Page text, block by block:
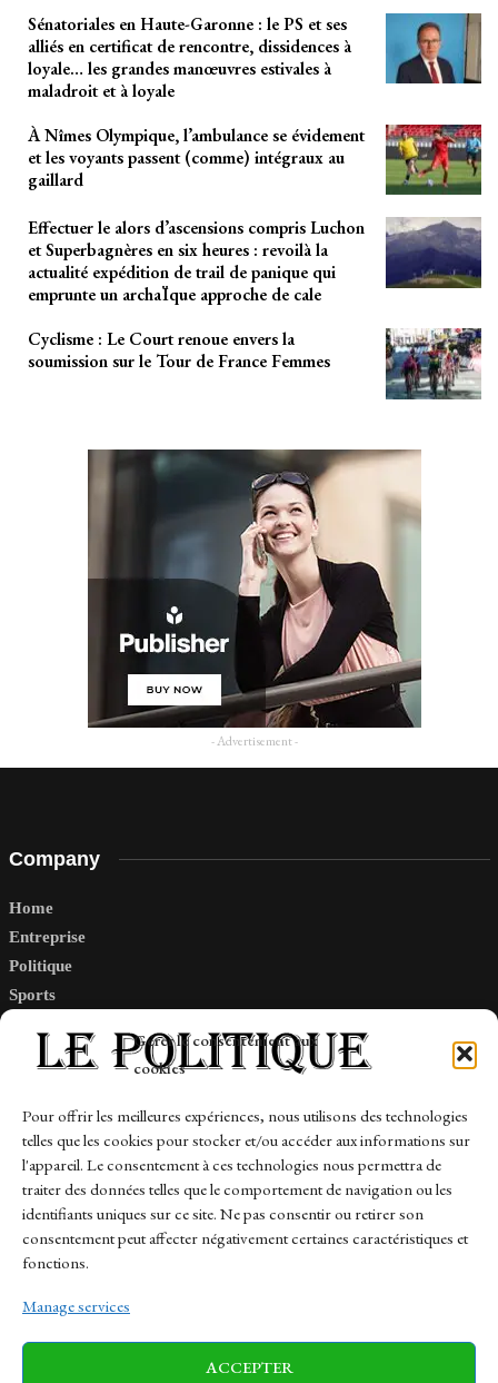
Gérer le consentement aux
cookies
Pour offrir les meilleures expériences, nous utilisons des technologies
telles que les cookies pour stocker et/ou accéder aux informations sur
l'appareil. Le consentement à ces technologies nous permettra de
traiter des données telles que le comportement de navigation ou les
identifiants uniques sur ce site. Ne pas consentir ou retirer son
consentement peut affecter négativement certaines caractéristiques et
fonctions.
Manage services
ACCEPTER
Sénatoriales en Haute-Garonne : le PS et ses
alliés en certificat de rencontre, dissidences à
loyale… les grandes manœuvres estivales à
maladroit et à loyale
À Nîmes Olympique, l’ambulance se évidement
et les voyants passent (comme) intégraux au
gaillard
Effectuer le alors d’ascensions compris Luchon
et Superbagnères en six heures : revoilà la
actualité expédition de trail de panique qui
emprunte un archaÏque approche de cale
Cyclisme : Le Court renoue envers la
soumission sur le Tour de France Femmes
- Advertisement -
Company
Home
Entreprise
Politique
Sports
Links
Contact
Sitemap
News Finance-Marches Politics